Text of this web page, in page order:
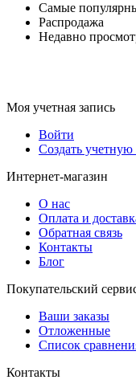
Самые
Распродажа
Недавно
Моя учетная запись
Войти
Создать учетную
Интернет-магазин
О нас
Оплата и
Обратная связь
Контакты
Блог
Покупательский
Ваши заказы
Отложенные
Список
Контакты